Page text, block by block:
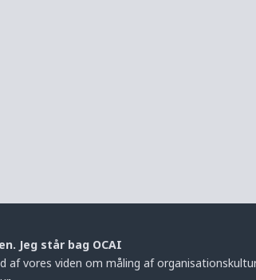
Jeg står bag OCAI
af vores viden om måling af